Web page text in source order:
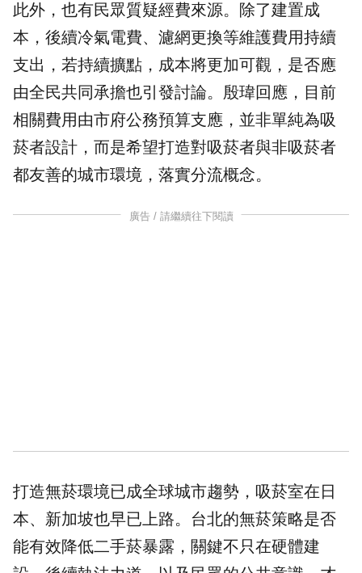
此外，也有民眾質疑經費來源。除了建置成
本，後續冷氣電費、濾網更換等維護費用持續
支出，若持續擴點，成本將更加可觀，是否應
由全民共同承擔也引發討論。殷瑋回應，目前
相關費用由市府公務預算支應，並非單純為吸
菸者設計，而是希望打造對吸菸者與非吸菸者
都友善的城市環境，落實分流概念。
廣告 / 請繼續往下閱讀
打造無菸環境已成全球城市趨勢，吸菸室在日
本、新加坡也早已上路。台北的無菸策略是否
能有效降低二手菸暴露，關鍵不只在硬體建